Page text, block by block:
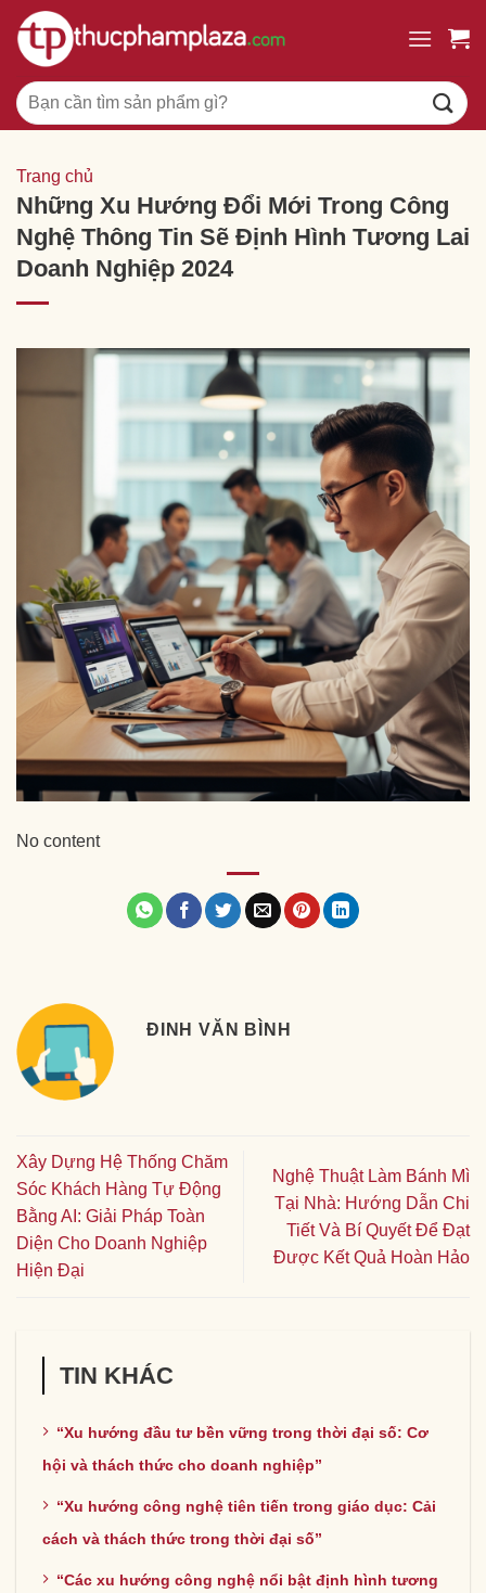
Chuyển
đến
dung
Tìm
kiếm:
Trang chủ
Những Xu Hướng Đổi Mới Trong Công
Nghệ Thông Tin Sẽ Định Hình Tương Lai
Doanh Nghiệp 2024
No content
ĐINH VĂN BÌNH
Xây Dựng Hệ Thống Chăm
Sóc Khách Hàng Tự Động
Bằng AI: Giải Pháp Toàn
Diện Cho Doanh Nghiệp
Hiện Đại
Nghệ Thuật Làm Bánh Mì
Tại Nhà: Hướng Dẫn Chi
Tiết Và Bí Quyết Để Đạt
Được Kết Quả Hoàn Hảo
TIN KHÁC
“Xu hướng đầu tư bền vững trong thời đại số: Cơ
hội và thách thức cho doanh nghiệp”
“Xu hướng công nghệ tiên tiến trong giáo dục: Cải
cách và thách thức trong thời đại số”
“Các xu hướng công nghệ nổi bật định hình tương